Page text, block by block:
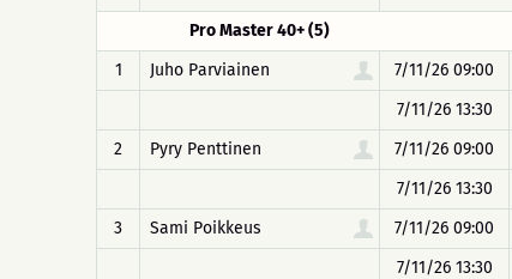
Pro Master 40+ (5)
1
Juho Parviainen 7/11/26 09:00
7/11/26 13:30
2
Pyry Penttinen 7/11/26 09:00
7/11/26 13:30
3
Sami Poikkeus 7/11/26 09:00
7/11/26 13:30